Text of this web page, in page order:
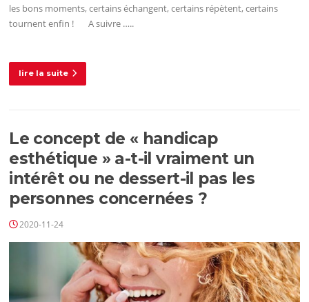
les bons moments, certains échangent, certains répètent, certains
tournent enfin ! A suivre …..
lire la suite
Le concept de « handicap
esthétique »​ a-t-il vraiment un
intérêt ou ne dessert-il pas les
personnes concernées ?
2020-11-24